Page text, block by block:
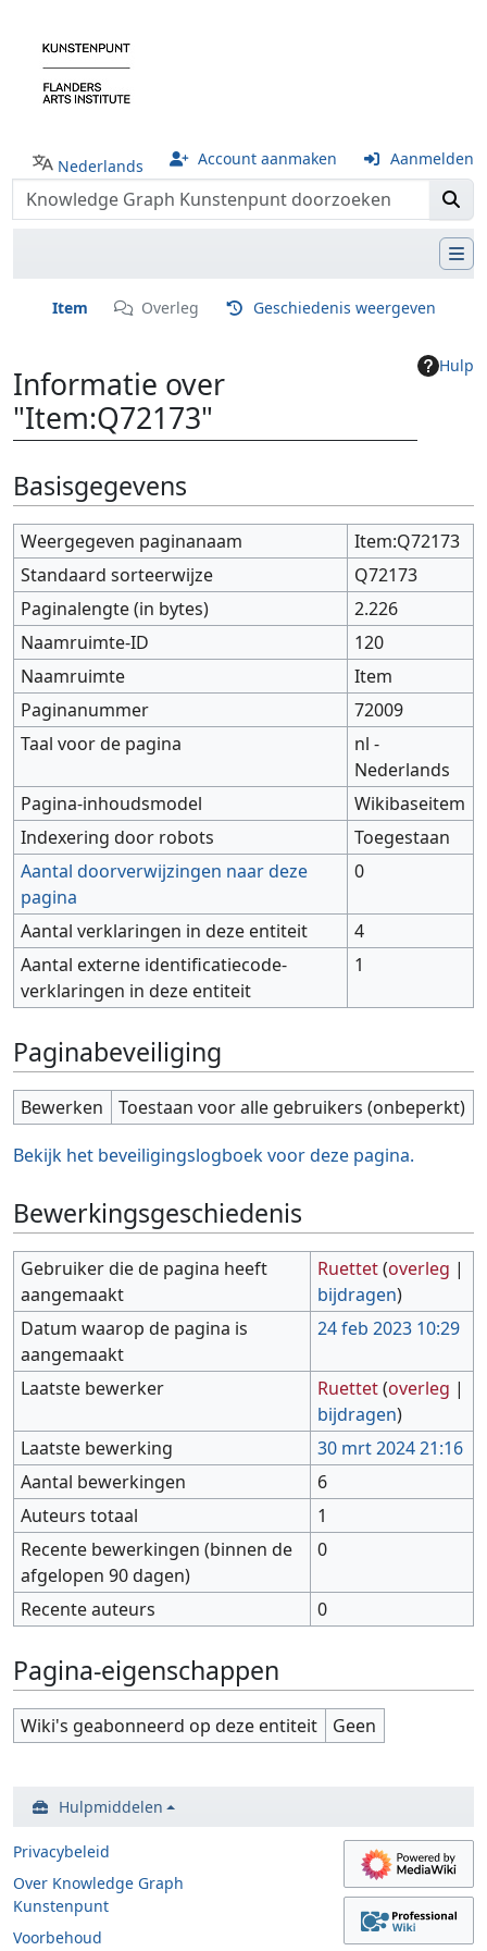
Nederlands Account aanmaken Aanmelden
Item Overleg Geschiedenis weergeven
Hulp
Informatie over
"Item:Q72173"
Ga naar:
Basisgegevens
Weergegeven paginanaam
Item:Q72173
Standaard sorteerwijze
Q72173
Paginalengte (in bytes)
2.226
Naamruimte-ID
120
Naamruimte
Item
Paginanummer
72009
Taal voor de pagina
nl -
Nederlands
Pagina-inhoudsmodel
Wikibaseitem
Indexering door robots
Toegestaan
Aantal doorverwijzingen naar deze
pagina
0
Aantal verklaringen in deze entiteit
4
Aantal externe identificatiecode-
verklaringen in deze entiteit
1
Paginabeveiliging
Bewerken
Toestaan voor alle gebruikers (onbeperkt)
Bekijk het beveiligingslogboek voor deze pagina.
Bewerkingsgeschiedenis
Gebruiker die de pagina heeft
aangemaakt
Ruettet(overleg |
bijdragen)
Datum waarop de pagina is
aangemaakt
24 feb 2023 10:29
Laatste bewerker Ruettet(overleg |
bijdragen)
Laatste bewerking
30 mrt 2024 21:16
Aantal bewerkingen
6
Auteurs totaal
1
Recente bewerkingen (binnen de
afgelopen 90 dagen)
0
Recente auteurs 0
Pagina-eigenschappen
Wiki's geabonneerd op deze entiteit Geen
Hulpmiddelen
Privacybeleid
Over Knowledge Graph
Kunstenpunt
Voorbehoud